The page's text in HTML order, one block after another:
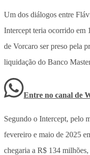
Um dos diálogos entre
Intercept teria ocorrido em
de Vorcaro ser preso pela
liquidação do Banco
Entre no canal de
Segundo o Intercept, pelo
fevereiro e maio de 2025
chegaria a R$ 134